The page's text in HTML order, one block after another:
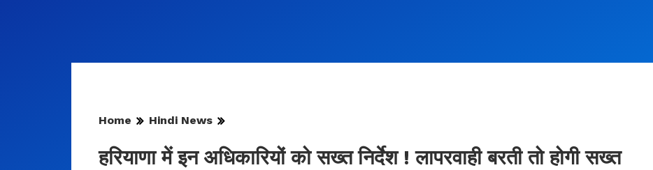
Home Hindi News
हरियाणा में इन अधिकारियों को सख्त निर्देश ! लापरवाही बरती तो होगी सख्त